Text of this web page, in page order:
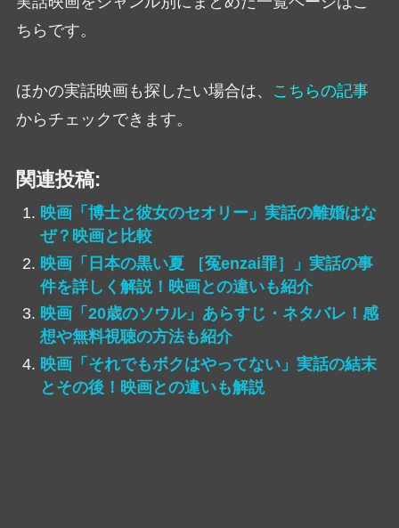
ちらです。
ほかの実話映画も探したい場合は、
こちらの記事
からチェックできます。
関連投稿:
映画「博士と彼女のセオリー」実話の離婚はな
ぜ？映画と比較
映画「日本の黒い夏 ［冤enzai罪］」実話の事
件を詳しく解説！映画との違いも紹介
映画「20歳のソウル」あらすじ・ネタバレ！感
想や無料視聴の方法も紹介
映画「それでもボクはやってない」実話の結末
とその後！映画との違いも解説